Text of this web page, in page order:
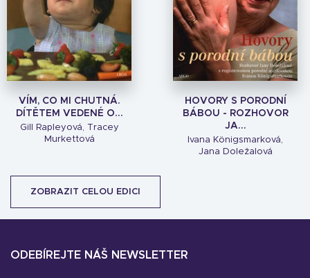
VÍM, CO MI CHUTNÁ.
DÍTĚTEM VEDENÉ O...
Gill Rapleyová, Tracey
Murkettová
HOVORY S PORODNÍ
BÁBOU - ROZHOVOR
JA...
Ivana Königsmarková,
Jana Doležalová
ZOBRAZIT CELOU EDICI
ODEBÍREJTE NÁŠ NEWSLETTER